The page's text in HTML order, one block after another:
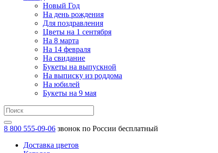
Новый Год
На день рождения
Для поздравления
Цветы на 1 сентября
На 8 марта
На 14 февраля
На свидание
Букеты на выпускной
На выписку из роддома
На юбилей
Букеты на 9 мая
8 800 555-09-06 звонок по России бесплатный
Доставка цветов